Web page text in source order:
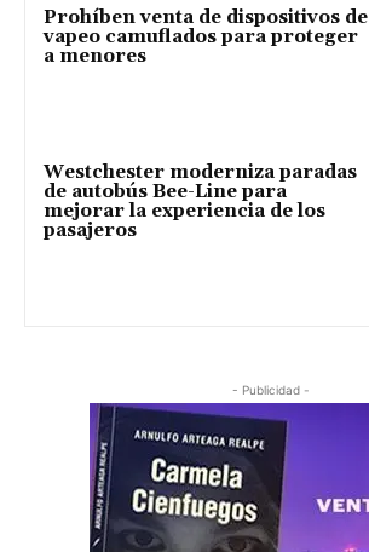
Prohíben venta de dispositivos de
vapeo camuflados para proteger
a menores
Westchester moderniza paradas
de autobús Bee-Line para
mejorar la experiencia de los
pasajeros
- Publicidad -